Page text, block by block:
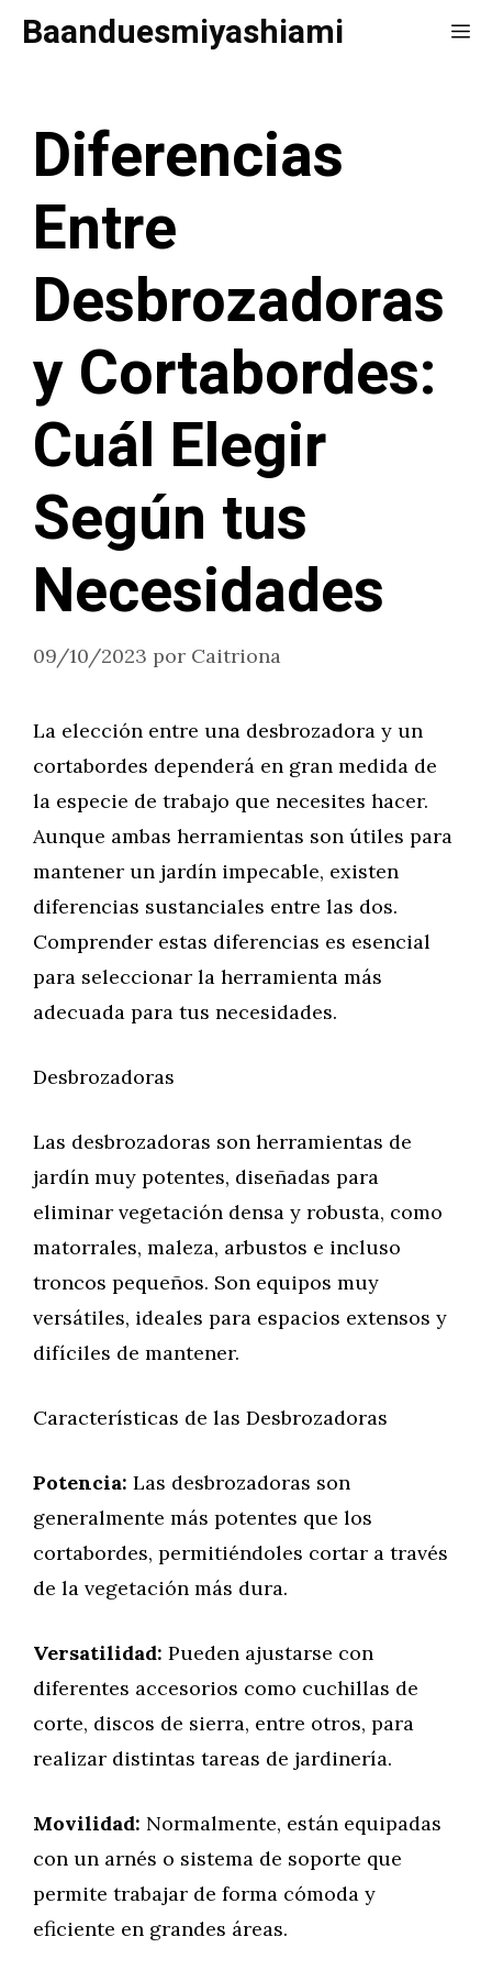
SaltarBaanduesmiyashiami
Diferencias
Entre
Desbrozadoras
y Cortabordes:
Cuál Elegir
Según tus
Necesidades
09/10/2023 por Caitriona
La elección entre una desbrozadora y un
cortabordes dependerá en gran medida de
la especie de trabajo que necesites hacer.
Aunque ambas herramientas son útiles para
mantener un jardín impecable, existen
diferencias sustanciales entre las dos.
Comprender estas diferencias es esencial
para seleccionar la herramienta más
adecuada para tus necesidades.
Desbrozadoras
Las desbrozadoras son herramientas de
jardín muy potentes, diseñadas para
eliminar vegetación densa y robusta, como
matorrales, maleza, arbustos e incluso
troncos pequeños. Son equipos muy
versátiles, ideales para espacios extensos y
difíciles de mantener.
Características de las Desbrozadoras
Potencia: Las desbrozadoras son
generalmente más potentes que los
cortabordes, permitiéndoles cortar a través
de la vegetación más dura.
Versatilidad: Pueden ajustarse con
diferentes accesorios como cuchillas de
corte, discos de sierra, entre otros, para
realizar distintas tareas de jardinería.
Movilidad: Normalmente, están equipadas
con un arnés o sistema de soporte que
permite trabajar de forma cómoda y
eficiente en grandes áreas.